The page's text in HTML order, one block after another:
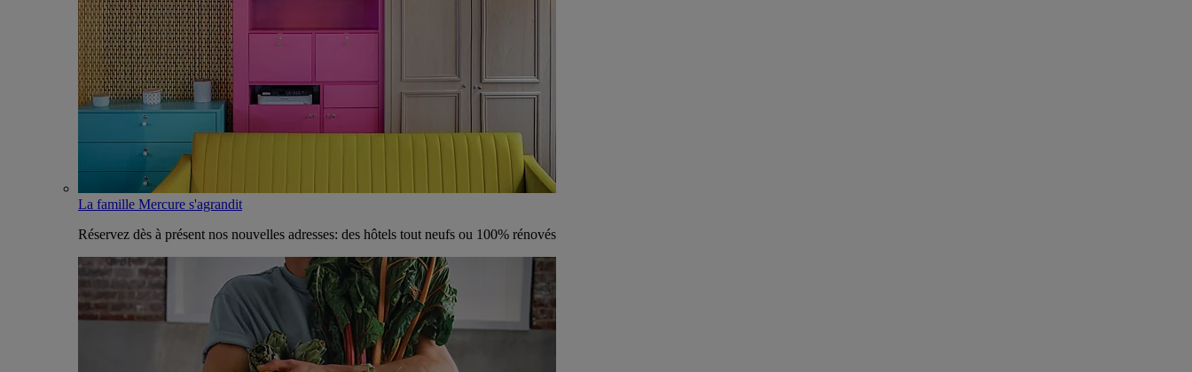
La famille Mercure s'agrandit
Réservez dès à présent nos nouvelles adresses: des hôtels tout neufs ou 100% rénovés